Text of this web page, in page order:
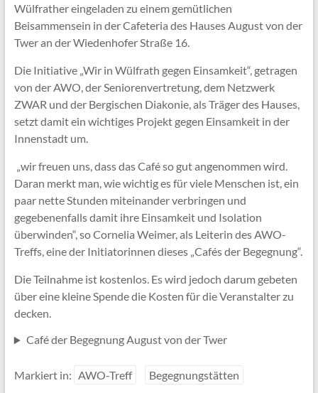
Wülfrather eingeladen zu einem gemütlichen
Beisammensein in der Cafeteria des Hauses August von der
Twer an der Wiedenhofer Straße 16.
Die Initiative „Wir in Wülfrath gegen Einsamkeit“, getragen
von der AWO, der Seniorenvertretung, dem Netzwerk
ZWAR und der Bergischen Diakonie, als Träger des Hauses,
setzt damit ein wichtiges Projekt gegen Einsamkeit in der
Innenstadt um.
„wir freuen uns, dass das Café so gut angenommen wird.
Daran merkt man, wie wichtig es für viele Menschen ist, ein
paar nette Stunden miteinander verbringen und
gegebenenfalls damit ihre Einsamkeit und Isolation
überwinden“, so Cornelia Weimer, als Leiterin des AWO-
Treffs, eine der Initiatorinnen dieses „Cafés der Begegnung“.
Die Teilnahme ist kostenlos. Es wird jedoch darum gebeten
über eine kleine Spende die Kosten für die Veranstalter zu
decken.
Café der Begegnung August von der Twer
Markiert in: AWO-Treff Begegnungstätten